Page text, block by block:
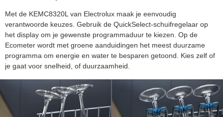
Met de KEMC8320L van Electrolux maak je eenvoudig
verantwoorde keuzes. Gebruik de QuickSelect-schuifregelaar op
het display om je gewenste programmaduur te kiezen. Op de
Ecometer wordt met groene aanduidingen het meest duurzame
programma om energie en water te besparen getoond. Kies zelf of
je gaat voor snelheid, of duurzaamheid.